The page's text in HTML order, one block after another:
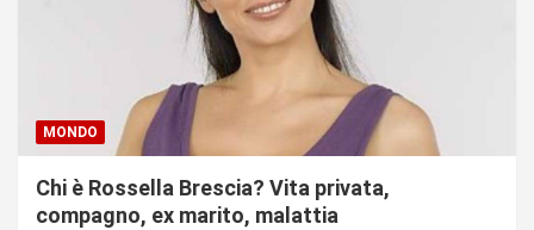
MONDO
Chi è Rossella Brescia? Vita privata,
compagno, ex marito, malattia